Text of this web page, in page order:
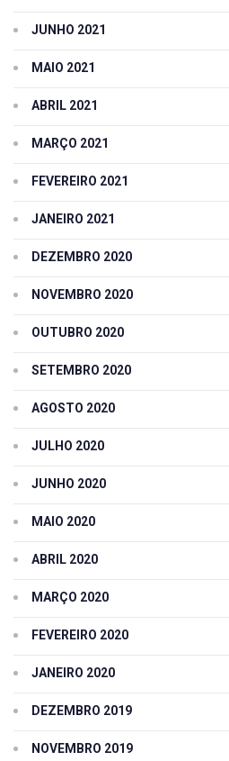
JUNHO 2021
MAIO 2021
ABRIL 2021
MARÇO 2021
FEVEREIRO 2021
JANEIRO 2021
DEZEMBRO 2020
NOVEMBRO 2020
OUTUBRO 2020
SETEMBRO 2020
AGOSTO 2020
JULHO 2020
JUNHO 2020
MAIO 2020
ABRIL 2020
MARÇO 2020
FEVEREIRO 2020
JANEIRO 2020
DEZEMBRO 2019
NOVEMBRO 2019